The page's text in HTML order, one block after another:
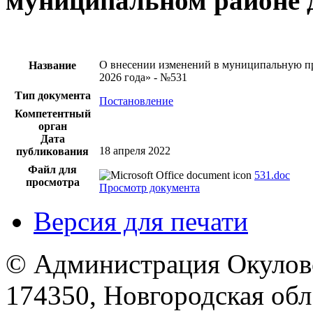
Название
О внесении изменений в муниципальную
2026 года» - №531
Тип документа
Постановление
Компетентный
орган
Дата
публикования
18 апреля 2022
Файл для
просмотра
531.doc
Просмотр документа
Версия для печати
© Администрация
174350, Новгородская